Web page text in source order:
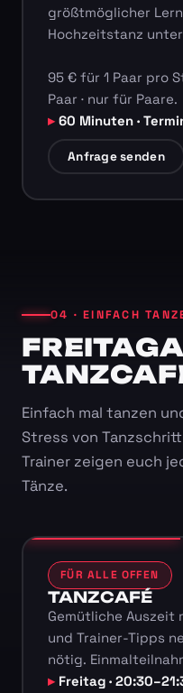
größtmöglicher
Hochzeitstanz
95 € für 1 Paar pro
Paar · nur für Paare.
60 Minuten ·
Anfrage senden
04 · EINFACH
Einfach mal tanzen
Stress von
Trainer zeigen euch
Tänze.
FÜR ALLE OFFEN
TANZCAFÉ
Gemütliche Auszeit
und Trainer-Tipps
nötig.
Freitag ·